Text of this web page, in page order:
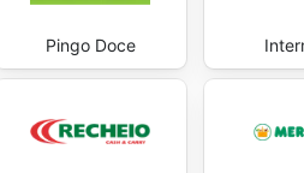
Pingo Doce